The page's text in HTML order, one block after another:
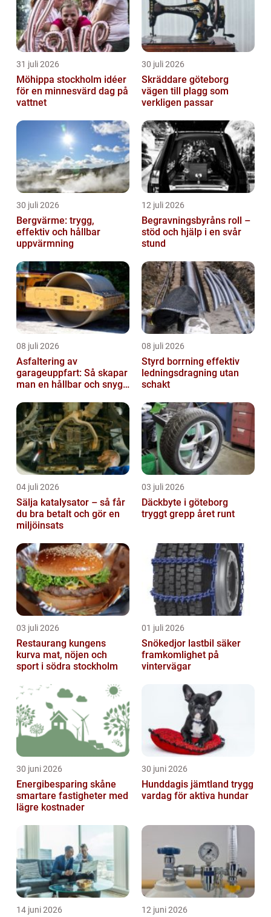
31 juli 2026
Möhippa stockholm idéer
för en minnesvärd dag på
vattnet
30 juli 2026
Skräddare göteborg
vägen till plagg som
verkligen passar
30 juli 2026
Bergvärme: trygg,
effektiv och hållbar
uppvärmning
12 juli 2026
Begravningsbyråns roll –
stöd och hjälp i en svår
stund
08 juli 2026
Asfaltering av
garageuppfart: Så skapar
man en hållbar och snygg
08 juli 2026
Styrd borrning effektiv
ledningsdragning utan
schakt
04 juli 2026
Sälja katalysator – så får
du bra betalt och gör en
miljöinsats
03 juli 2026
Däckbyte i göteborg
tryggt grepp året runt
03 juli 2026
Restaurang kungens
kurva mat, nöjen och
sport i södra stockholm
01 juli 2026
Snökedjor lastbil säker
framkomlighet på
vintervägar
30 juni 2026
Energibesparing skåne
smartare fastigheter med
lägre kostnader
30 juni 2026
Hunddagis jämtland trygg
vardag för aktiva hundar
14 juni 2026 12 juni 2026